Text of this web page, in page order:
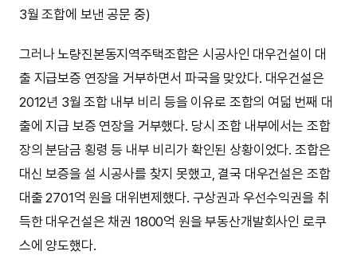
3월 조합에 보낸 공문 중)
그러나 노량진본동지역주택조합은 시공사인 대우건설이 대
출 지급보증 연장을 거부하면서 파국을 맞았다. 대우건설은
2012년 3월 조합 내부 비리 등을 이유로 조합의 여덟 번째 대
출에 지급 보증 연장을 거부했다. 당시 조합 내부에서는 조합
장의 분담금 횡령 등 내부 비리가 확인된 상황이었다. 조합은
대신 보증을 설 시공사를 찾지 못했고, 결국 대우건설은 조합
대출 2701억 원을 대위변제했다. 구상권과 우선수익권을 취
득한 대우건설은 채권 1800억 원을 부동산개발회사인 로쿠
스에 양도했다.